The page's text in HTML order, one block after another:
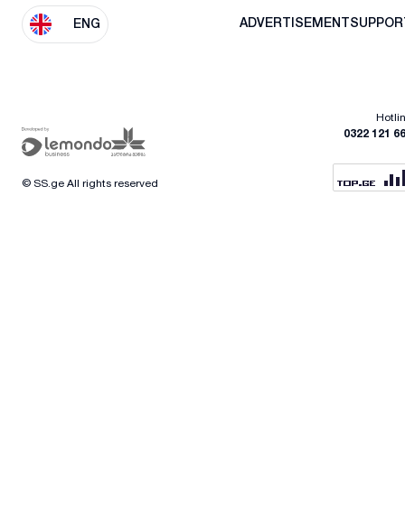
ENG ADVERTISEMENT
0322 121
© SS.ge All rights reserved